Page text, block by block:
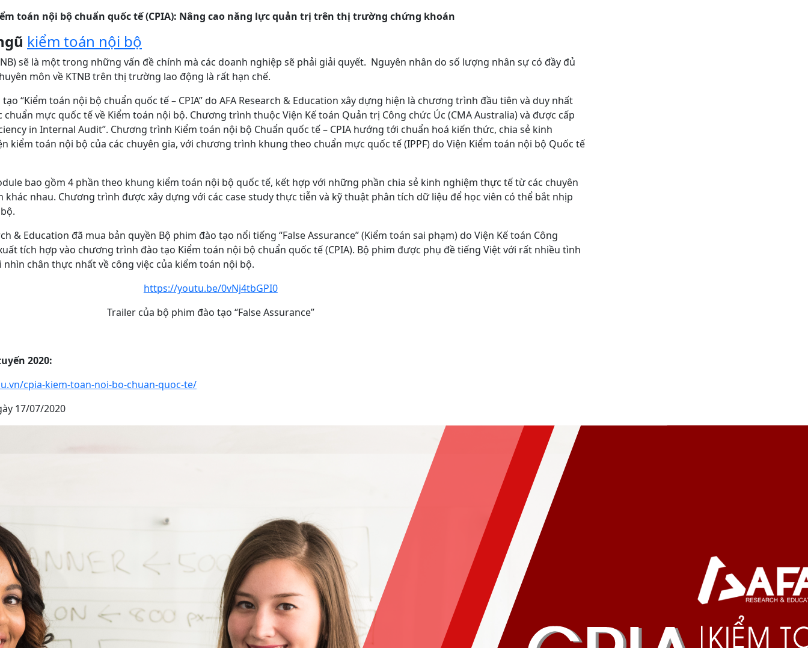
toán nội bộ chuẩn quốc tế (CPIA): Nâng cao năng lực quản trị trên thị trường chứng khoán
kiểm toán nội bộ
sẽ là một trong những vấn đề chính mà các doanh nghiệp sẽ phải giải quyết. Nguyên nhân do số lượng nhân sự có đầy đủ
môn về KTNB trên thị trường lao động là rất hạn chế.
“Kiểm toán nội bộ chuẩn quốc tế – CPIA” do AFA Research & Education xây dựng hiện là chương trình đầu tiên và duy nhất
mực quốc tế về Kiểm toán nội bộ. Chương trình thuộc Viện Kế toán Quản trị Công chức Úc (CMA Australia) và được cấp
in Internal Audit”. Chương trình Kiểm toán nội bộ Chuẩn quốc tế – CPIA hướng tới chuẩn hoá kiến thức, chia sẻ kinh
kiểm toán nội bộ của các chuyên gia, với chương trình khung theo chuẩn mực quốc tế (IPPF) do Viện Kiểm toán nội bộ Quốc tế
bao gồm 4 phần theo khung kiểm toán nội bộ quốc tế, kết hợp với những phần chia sẻ kinh nghiệm thực tế từ các chuyên
nhau. Chương trình được xây dựng với các case study thực tiễn và kỹ thuật phân tích dữ liệu để học viên có thể bắt nhịp
& Education đã mua bản quyền Bộ phim đào tạo nổi tiếng “False Assurance” (Kiểm toán sai phạm) do Viện Kế toán Công
tích hợp vào chương trình đào tạo Kiểm toán nội bộ chuẩn quốc tế (CPIA). Bộ phim được phụ đề tiếng Việt với rất nhiều tình
chân thực nhất về công việc của kiểm toán nội bộ.
https://youtu.be/0vNj4tbGPI0
Trailer của bộ phim đào tạo “False Assurance”
2020:
cpia-kiem-toan-noi-bo-chuan-quoc-te/
17/07/2020